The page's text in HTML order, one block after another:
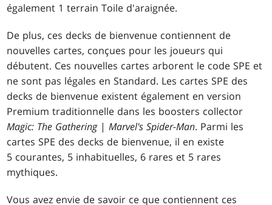
également 1 terrain Toile d'araignée.
De plus, ces decks de bienvenue contiennent de
nouvelles cartes, conçues pour les joueurs qui
débutent. Ces nouvelles cartes arborent le code SPE et
ne sont pas légales en Standard. Les cartes SPE des
decks de bienvenue existent également en version
Premium traditionnelle dans les boosters collector
Magic: The Gathering|Marvel's Spider-Man. Parmi les
cartes SPE des decks de bienvenue, il en existe
5 courantes, 5 inhabituelles, 6 rares et 5 rares
mythiques.
Vous avez envie de savoir ce que contiennent ces